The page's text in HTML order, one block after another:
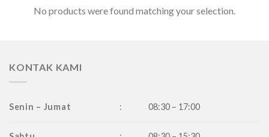
No products were found matching your selection.
KONTAK KAMI
Senin – Jumat : 08:30 – 17:00